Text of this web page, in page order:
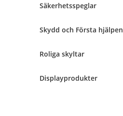
Säkerhetsspeglar
Skydd och Första hjälpen
Roliga skyltar
Displayprodukter